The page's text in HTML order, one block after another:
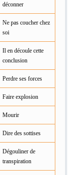
déconner
Ne pas coucher chez
soi
Il en découle cette
conclusion
Perdre ses forces
Faire explosion
Mourir
Dire des sottises
Dégouliner de
transpiration